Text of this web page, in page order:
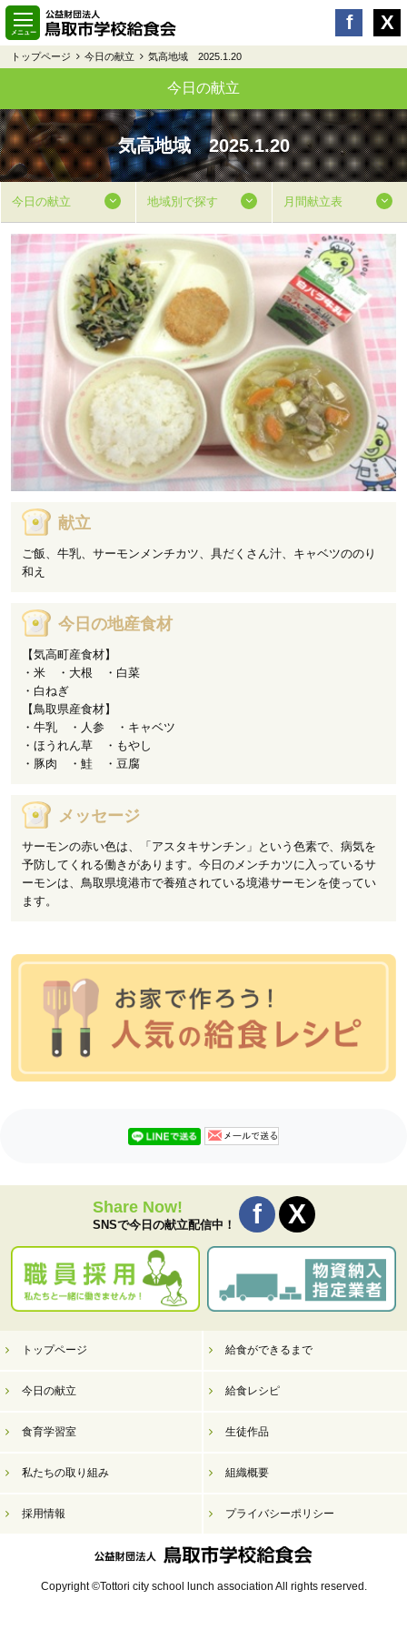
トップページ 今日の献立 気高地域 2025.1.20
今日の献立
気高地域 2025.1.20
今日の献立 地域別で探す 月間献立表
献立
ご飯、牛乳、サーモンメンチカツ、具だくさん汁、キャベツののり
和え
今日の地産食材
【気高町産食材】
・米 ・大根 ・白菜
・白ねぎ
【鳥取県産食材】
・牛乳 ・人参 ・キャベツ
・ほうれん草 ・もやし
・豚肉 ・鮭 ・豆腐
メッセージ
サーモンの赤い色は、「アスタキサンチン」という色素で、病気を
予防してくれる働きがあります。今日のメンチカツに入っているサ
ーモンは、鳥取県境港市で養殖されている境港サーモンを使ってい
ます。
Share Now!
SNSで今日の献立配信中！
トップページ 給食ができるまで
今日の献立 給食レシピ
食育学習室 生徒作品
私たちの取り組み 組織概要
採用情報 プライバシーポリシー
Copyright ©Tottori city school lunch association All rights reserved.